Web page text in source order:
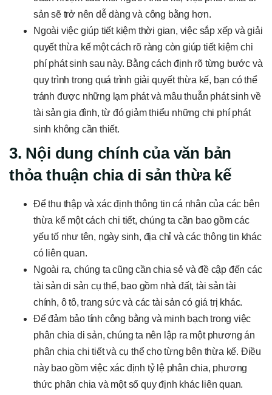
sản sẽ trở nên dễ dàng và công bằng hơn.
Ngoài việc giúp tiết kiệm thời gian, việc sắp xếp và giải
quyết thừa kế một cách rõ ràng còn giúp tiết kiệm chi
phí phát sinh sau này. Bằng cách định rõ từng bước và
quy trình trong quá trình giải quyết thừa kế, bạn có thể
tránh được những lạm phát và mâu thuẫn phát sinh về
tài sản gia đình, từ đó giảm thiểu những chi phí phát
sinh không cần thiết.
3. Nội dung chính của văn bản
thỏa thuận chia di sản thừa kế
Để thu thập và xác định thông tin cá nhân của các bên
thừa kế một cách chi tiết, chúng ta cần bao gồm các
yếu tố như tên, ngày sinh, địa chỉ và các thông tin khác
có liên quan.
Ngoài ra, chúng ta cũng cần chia sẻ và đề cập đến các
tài sản di sản cụ thể, bao gồm nhà đất, tài sản tài
chính, ô tô, trang sức và các tài sản có giá trị khác.
Để đảm bảo tính công bằng và minh bạch trong việc
phân chia di sản, chúng ta nên lập ra một phương án
phân chia chi tiết và cụ thể cho từng bên thừa kế. Điều
này bao gồm việc xác định tỷ lệ phân chia, phương
thức phân chia và một số quy định khác liên quan.